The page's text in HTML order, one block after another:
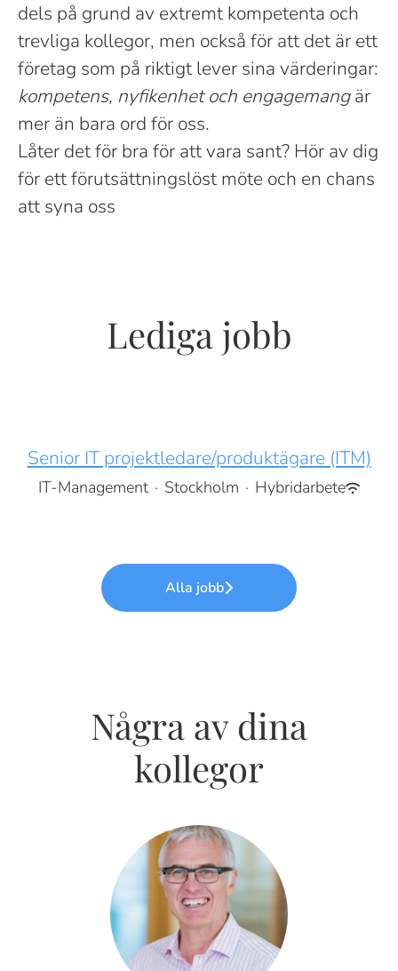
dels på grund av extremt kompetenta och
trevliga kollegor, men också för att det är ett
företag som på riktigt lever sina värderingar:
kompetens, nyfikenhet och engagemangär
mer än bara ord för oss.
Låter det för bra för att vara sant? Hör av dig
för ett förutsättningslöst möte och en chans
att syna oss
Lediga jobb
Senior IT projektledare/produktägare (ITM)
IT-Management · Stockholm · Hybridarbete
Alla jobb
Några av dina
kollegor